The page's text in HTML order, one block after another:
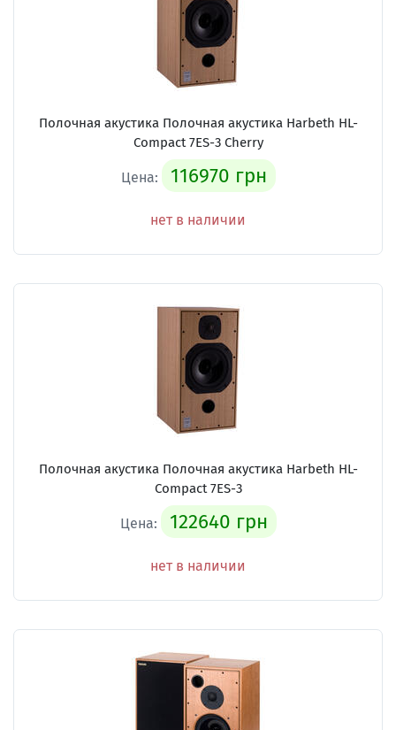
Полочная акустика Полочная акустика Harbeth HL-
Compact 7ES-3 Cherry
Цена: 116970 грн
нет в наличии
Полочная акустика Полочная акустика Harbeth HL-
Compact 7ES-3
Цена: 122640 грн
нет в наличии